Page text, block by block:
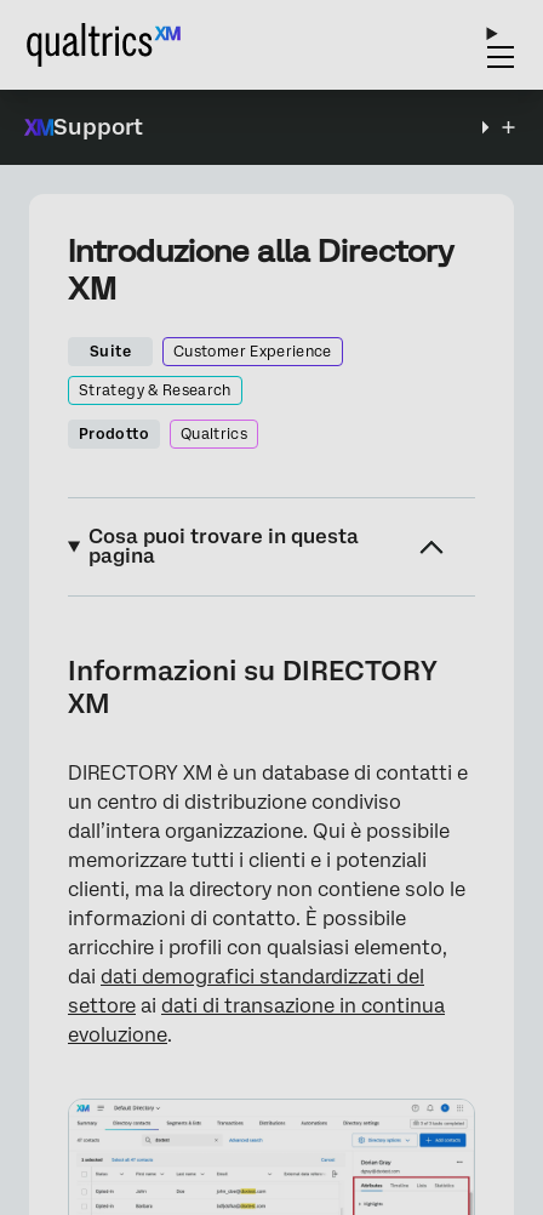
Support
Introduzione alla Directory
XM
Suite Customer Experience
Strategy & Research
Prodotto Qualtrics
Cosa puoi trovare in questa
pagina
Navigazione verso la DIRECTORY XM
Come iniziare a lavorare come
Iniziare con le distribuzioni
Termini chiave
Utenti di sola accessibilità
Compatibilità con la piattaforma di
QUALTRICS
FAQs
Informazioni su DIRECTORY
XM
DIRECTORY XM è un database di contatti e
un centro di distribuzione condiviso
dall’intera organizzazione. Qui è possibile
memorizzare tutti i clienti e i potenziali
clienti, ma la directory non contiene solo le
informazioni di contatto. È possibile
arricchire i profili con qualsiasi elemento,
dai dati demografici standardizzati del
settore ai dati di transazione in continua
evoluzione.